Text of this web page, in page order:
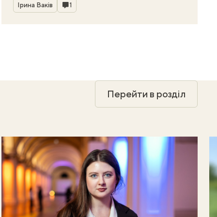
Ірина Ваків Коментарі
1
Перейти в розділ